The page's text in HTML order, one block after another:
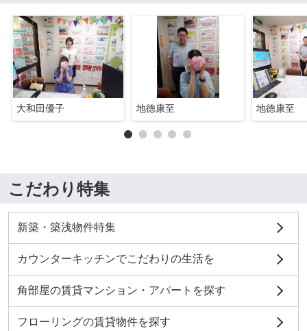
大和田優子 地徳康至 地徳康至
こだわり特集
新築・築浅物件特集
カウンターキッチンでこだわりの生活を
角部屋の賃貸マンション・アパートを探す
フローリングの賃貸物件を探す